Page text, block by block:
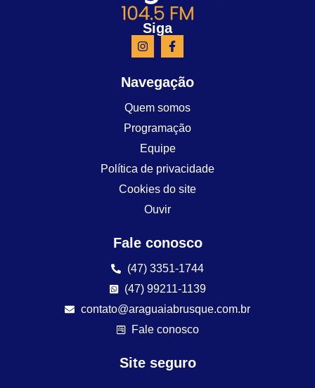
Siga
Navegação
Quem somos
Programação
Equipe
Política de privacidade
Cookies do site
Ouvir
Fale conosco
(47) 3351-1744
(47) 99211-1139
contato@araguaiabrusque.com.br
Fale conosco
Site seguro